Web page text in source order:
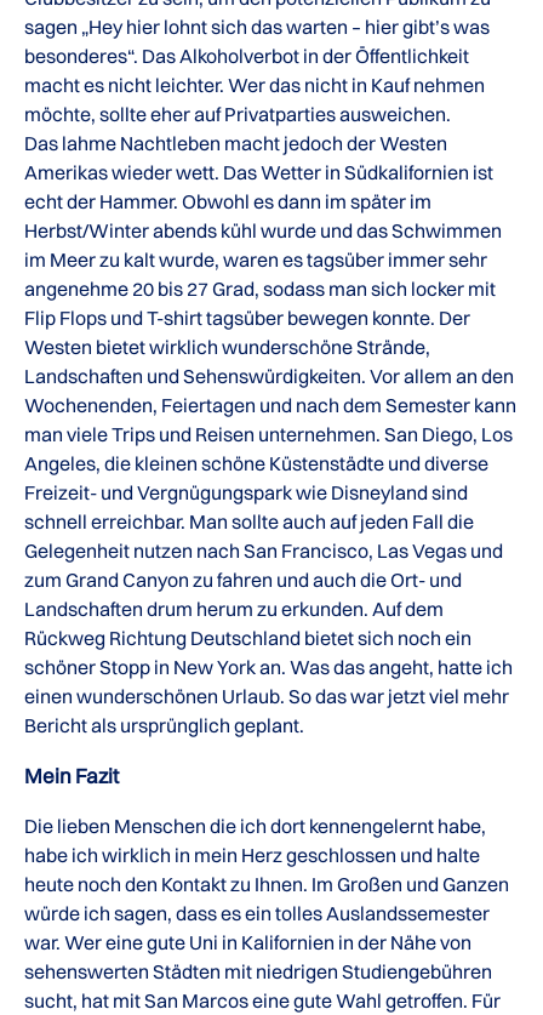
sagen „Hey hier lohnt sich das warten – hier gibt’s was
besonderes“. Das Alkoholverbot in der Öffentlichkeit
macht es nicht leichter. Wer das nicht in Kauf nehmen
möchte, sollte eher auf Privatparties ausweichen.
Das lahme Nachtleben macht jedoch der Westen
Amerikas wieder wett. Das Wetter in Südkalifornien ist
echt der Hammer. Obwohl es dann im später im
Herbst/Winter abends kühl wurde und das Schwimmen
im Meer zu kalt wurde, waren es tagsüber immer sehr
angenehme 20 bis 27 Grad, sodass man sich locker mit
Flip Flops und T-shirt tagsüber bewegen konnte. Der
Westen bietet wirklich wunderschöne Strände,
Landschaften und Sehenswürdigkeiten. Vor allem an den
Wochenenden, Feiertagen und nach dem Semester kann
man viele Trips und Reisen unternehmen. San Diego, Los
Angeles, die kleinen schöne Küstenstädte und diverse
Freizeit- und Vergnügungspark wie Disneyland sind
schnell erreichbar. Man sollte auch auf jeden Fall die
Gelegenheit nutzen nach San Francisco, Las Vegas und
zum Grand Canyon zu fahren und auch die Ort- und
Landschaften drum herum zu erkunden. Auf dem
Rückweg Richtung Deutschland bietet sich noch ein
schöner Stopp in New York an. Was das angeht, hatte ich
einen wunderschönen Urlaub. So das war jetzt viel mehr
Bericht als ursprünglich geplant.
Mein Fazit
Die lieben Menschen die ich dort kennengelernt habe,
habe ich wirklich in mein Herz geschlossen und halte
heute noch den Kontakt zu Ihnen. Im Großen und Ganzen
würde ich sagen, dass es ein tolles Auslandssemester
war. Wer eine gute Uni in Kalifornien in der Nähe von
sehenswerten Städten mit niedrigen Studiengebühren
sucht, hat mit San Marcos eine gute Wahl getroffen. Für